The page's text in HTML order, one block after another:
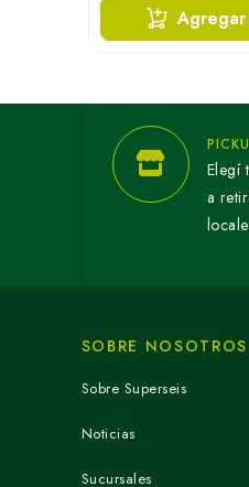
Agregar
Elegí
a
SOBRE NOSOTROS
Sobre Superseis
Noticias
Sucursales